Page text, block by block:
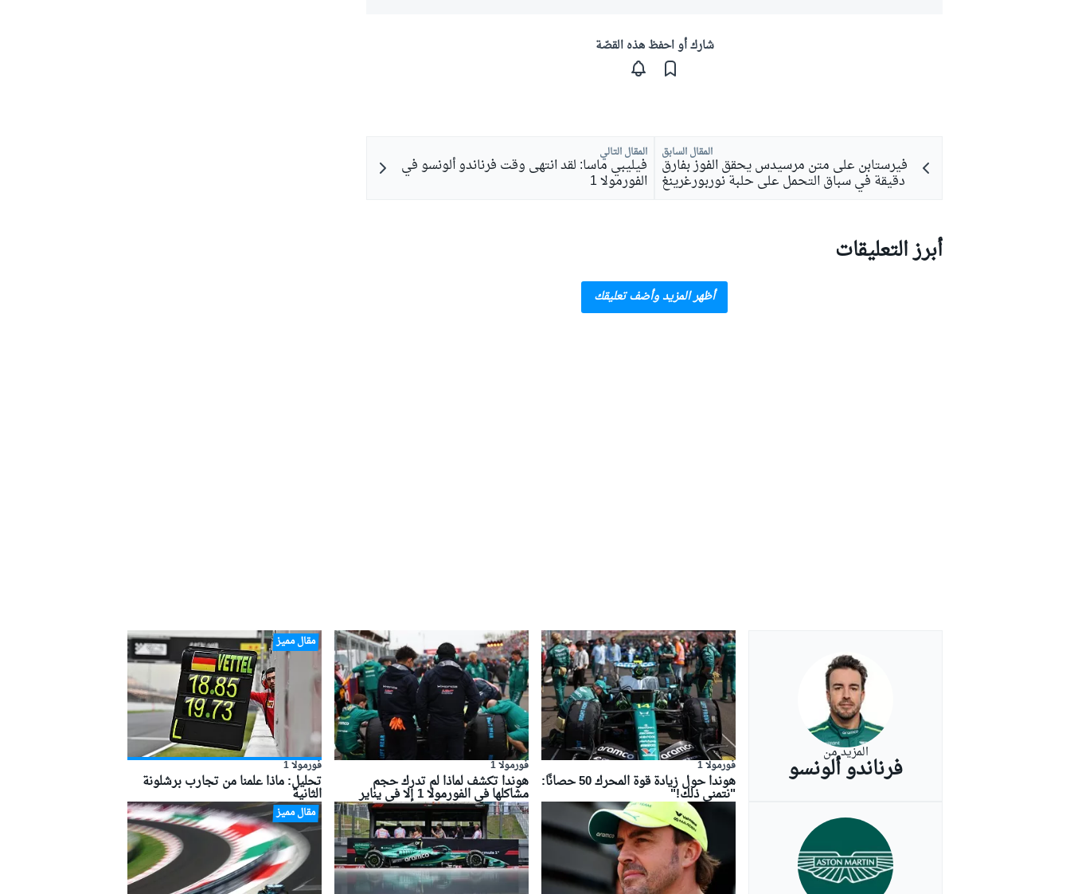
شارك أو احفظ هذه القصّة
المقال السابق
فيرستابن على متن مرسيدس يحقق الفوز بفارق
دقيقة في سباق التحمل على حلبة نوربورغرينغ
المقال التالي
فيليبي ماسا: لقد انتهى وقت فرناندو ألونسو في
الفورمولا 1
أبرز التعليقات
أظهر المزيد وأضف تعليقك
المزيد من
فرناندو ألونسو فورمولا 1
هوندا حول زيادة قوة المحرك 50 حصانًا:
"نتمنى ذلك!"
فورمولا 1
هوندا تكشف لماذا لم تدرك حجم
مشاكلها في الفورمولا 1 إلا في يناير
مقال مميز
فورمولا 1
تحليل: ماذا علمنا من تجارب برشلونة
الثانية
مقال مميز